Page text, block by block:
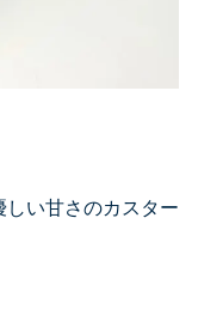
い甘さのカスター